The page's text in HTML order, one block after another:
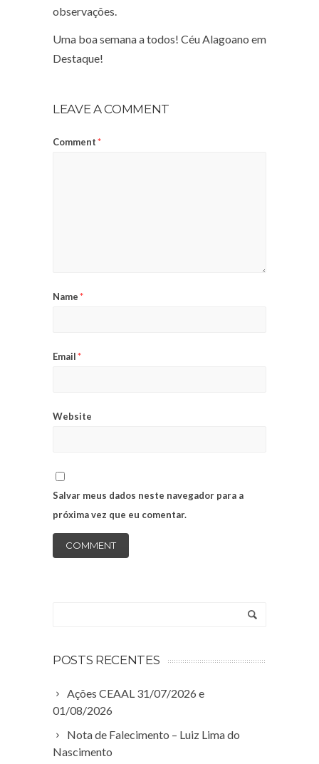
observações.
Uma boa semana a todos! Céu Alagoano em
Destaque!
LEAVE A COMMENT
Comment*
Name*
Email*
Website
Salvar meus dados neste navegador para a
próxima vez que eu comentar.
POSTS RECENTES
Ações CEAAL 31/07/2026 e
01/08/2026
Nota de Falecimento – Luiz Lima do
Nascimento